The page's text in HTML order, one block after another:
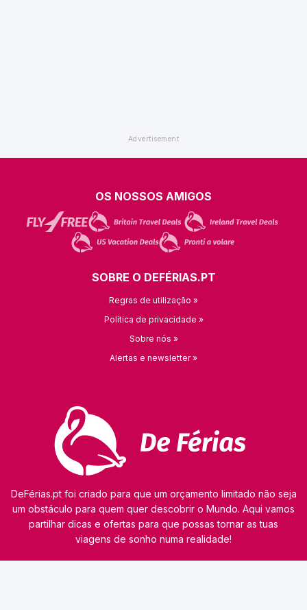
DeFérias.pt foi criado para que um orçamento limitado não seja
um obstáculo para quem quer descobrir o Mundo. Aqui vamos
partilhar dicas e ofertas para que possas tornar as tuas
viagens de sonho numa realidade!
© 2026 kamaviNET sp. z o.o.
OS NOSSOS AMIGOS
SOBRE O DEFÉRIAS.PT
Regras de utilização »
Política de privacidade »
Sobre nós »
Alertas e newsletter »